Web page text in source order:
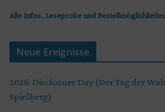
Alle Infos, Leseprobe und
Neue Ereignisse
2026: Disclosure Day (Der Tag der
Spielberg)